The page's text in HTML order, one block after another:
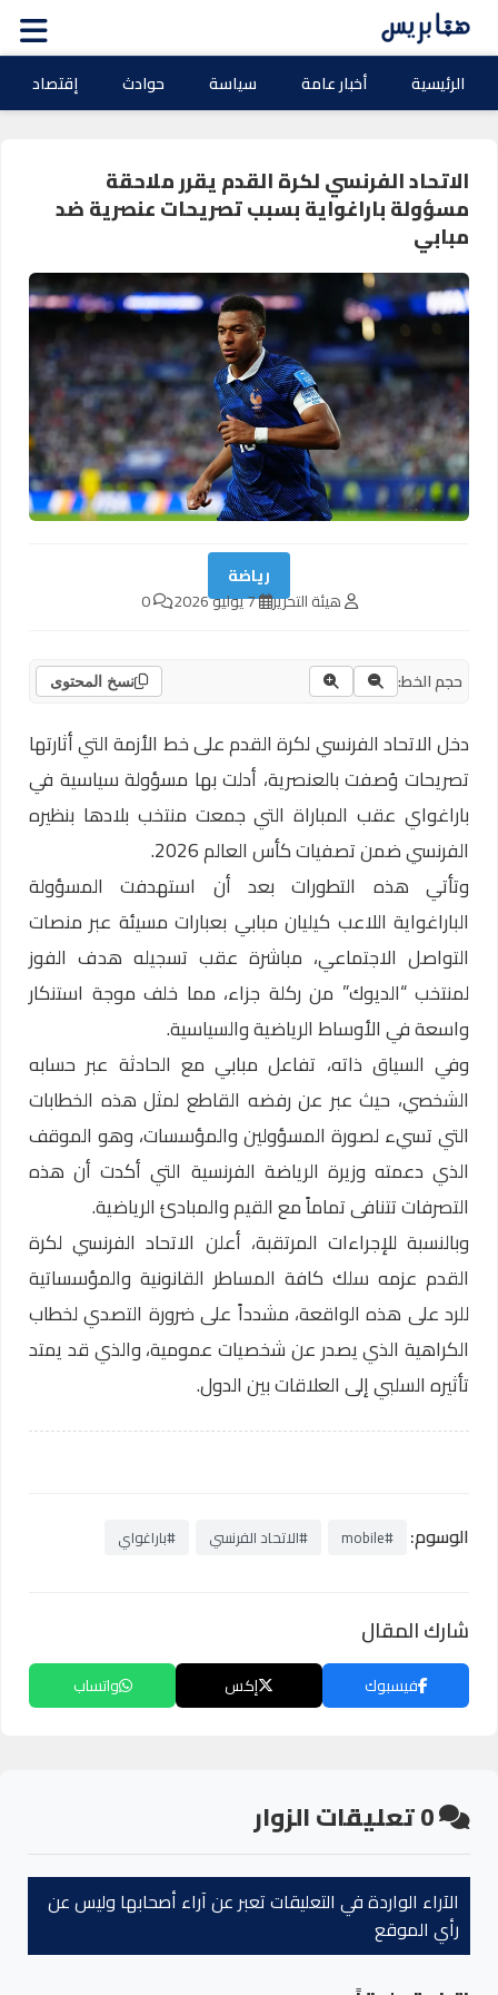
الرئيسية أخبار عامة سياسة حوادث إقتصاد
الاتحاد الفرنسي لكرة القدم يقرر ملاحقة
مسؤولة باراغواية بسبب تصريحات عنصرية ضد
مبابي
رياضة
هيئة التحرير 7 يوليو 2026 0
حجم الخط: نسخ المحتوى
دخل الاتحاد الفرنسي لكرة القدم على خط الأزمة التي أثارتها
تصريحات وُصفت بالعنصرية، أدلت بها مسؤولة سياسية في
باراغواي عقب المباراة التي جمعت منتخب بلادها بنظيره
الفرنسي ضمن تصفيات كأس العالم 2026.
وتأتي هذه التطورات بعد أن استهدفت المسؤولة
الباراغواية اللاعب كيليان مبابي بعبارات مسيئة عبر منصات
التواصل الاجتماعي، مباشرة عقب تسجيله هدف الفوز
لمنتخب “الديوك” من ركلة جزاء، مما خلف موجة استنكار
واسعة في الأوساط الرياضية والسياسية.
وفي السياق ذاته، تفاعل مبابي مع الحادثة عبر حسابه
الشخصي، حيث عبر عن رفضه القاطع لمثل هذه الخطابات
التي تسيء لصورة المسؤولين والمؤسسات، وهو الموقف
الذي دعمته وزيرة الرياضة الفرنسية التي أكدت أن هذه
التصرفات تتنافى تماماً مع القيم والمبادئ الرياضية.
وبالنسبة للإجراءات المرتقبة، أعلن الاتحاد الفرنسي لكرة
القدم عزمه سلك كافة المساطر القانونية والمؤسساتية
للرد على هذه الواقعة، مشدداً على ضرورة التصدي لخطاب
الكراهية الذي يصدر عن شخصيات عمومية، والذي قد يمتد
تأثيره السلبي إلى العلاقات بين الدول.
الوسوم: #mobile #الاتحاد الفرنسي #باراغواي
شارك المقال
فيسبوك إكس واتساب
0تعليقات الزوار
الآراء الواردة في التعليقات تعبر عن آراء أصحابها وليس عن
رأي الموقع